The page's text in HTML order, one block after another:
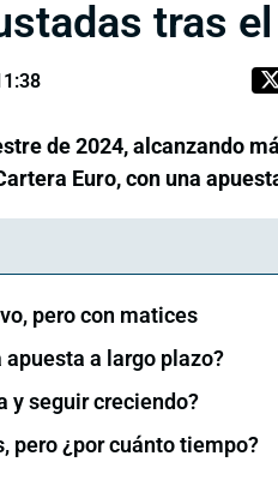
tras
de 2024, alcanzando
Euro, con una
pero con matices
apuesta a largo plazo?
y seguir creciendo?
pero ¿por cuánto tiempo?